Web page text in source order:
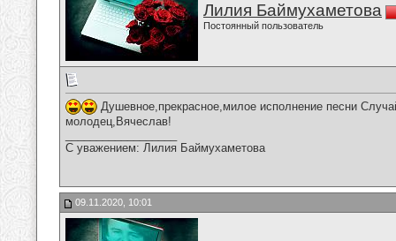
Лилия Баймухаметова
Постоянный пользователь
Душевное,прекрасное,милое исполнение песни
молодец,Вячеслав!
С уважением: Лилия Баймухаметова
09.11.2020, 10:01